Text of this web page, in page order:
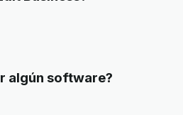
algún software?